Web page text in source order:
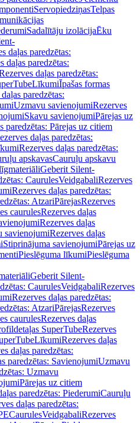
ServopiedziņasTelpas
Sadalītāju izolācijaĒku
daļas paredzētas:
daļas paredzētas:
daļas paredzētas:
LīkumiĪpašas formas
paredzētas:
Uzmavu savienojumiRezerves
Skavu savienojumiPārejas uz
paredzētas: Pārejas uz citiem
daļas paredzētas:
Rezerves daļas paredzētas:
apskavasCauruļu apskavu
Geberit Silent-
CaurulesVeidgabaliRezerves
Rezerves daļas paredzētas:
AtzariPārejasRezerves
caurulesRezerves daļas
Rezerves daļas
savienojumiRezerves daļas
Stiprinājuma savienojumiPārejas uz
Pieslēguma līkumiPieslēguma
Geberit Silent-
CaurulesVeidgabaliRezerves
Rezerves daļas paredzētas:
AtzariPārejasRezerves
caurulesRezerves daļas
SuperTubeRezerves
LīkumiRezerves daļas
daļas paredzētas:
paredzētas: SavienojumiUzmavu
Uzmavu
Pārejas uz citiem
paredzētas: PiederumiCauruļu
daļas paredzētas:
CaurulesVeidgabaliRezerves